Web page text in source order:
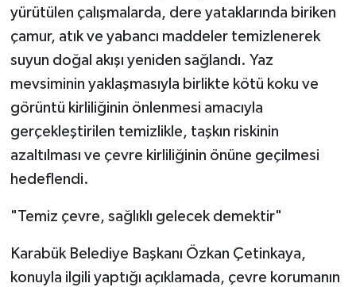
yürütülen çalışmalarda, dere yataklarında biriken
çamur, atık ve yabancı maddeler temizlenerek
suyun doğal akışı yeniden sağlandı. Yaz
mevsiminin yaklaşmasıyla birlikte kötü koku ve
görüntü kirliliğinin önlenmesi amacıyla
gerçekleştirilen temizlikle, taşkın riskinin
azaltılması ve çevre kirliliğinin önüne geçilmesi
hedeflendi.
"Temiz çevre, sağlıklı gelecek demektir"
Karabük Belediye Başkanı Özkan Çetinkaya,
konuyla ilgili yaptığı açıklamada, çevre korumanın
Kilimli
Kültür - Sanat
MAGAZİN
Politika
Resmi İlan
Röportaj
Sağlık